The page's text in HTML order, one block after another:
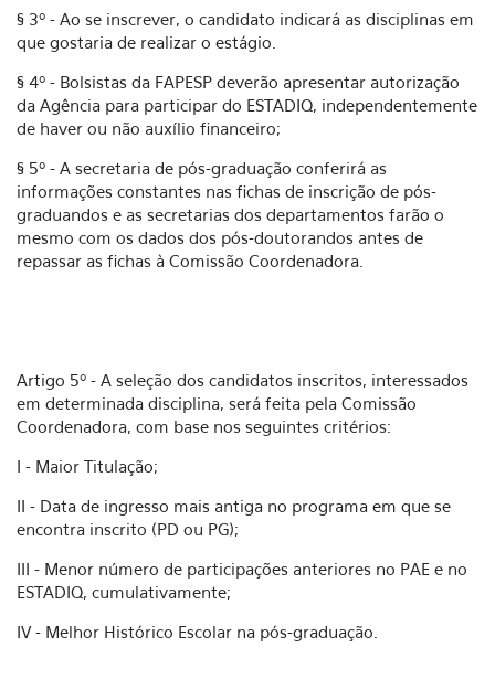
§ 3º - Ao se inscrever, o candidato indicará as disciplinas em
que gostaria de realizar o estágio.
§ 4º - Bolsistas da FAPESP deverão apresentar autorização
da Agência para participar do ESTADIQ, independentemente
de haver ou não auxílio financeiro;
§ 5º - A secretaria de pós-graduação conferirá as
informações constantes nas fichas de inscrição de pós-
graduandos e as secretarias dos departamentos farão o
mesmo com os dados dos pós-doutorandos antes de
repassar as fichas à Comissão Coordenadora.
Artigo 5º - A seleção dos candidatos inscritos, interessados
em determinada disciplina, será feita pela Comissão
Coordenadora, com base nos seguintes critérios:
I - Maior Titulação;
II - Data de ingresso mais antiga no programa em que se
encontra inscrito (PD ou PG);
III - Menor número de participações anteriores no PAE e no
ESTADIQ, cumulativamente;
IV - Melhor Histórico Escolar na pós-graduação.